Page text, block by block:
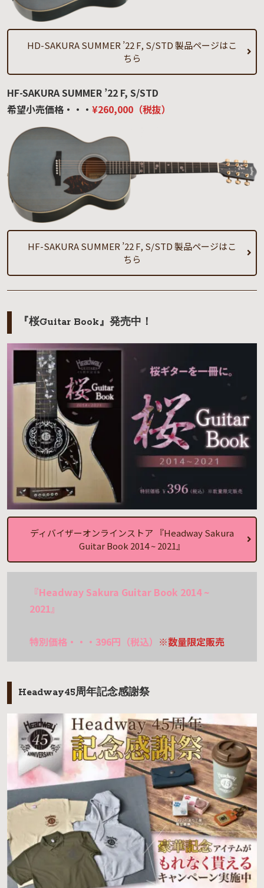
HD-SAKURA SUMMER ’22 F, S/STD 製品ページはこ
ちら
HF-SAKURA SUMMER ’22 F, S/STD
希望小売価格・・・ ¥260,000（税抜）
HF-SAKURA SUMMER ’22 F, S/STD 製品ページはこ
ちら
『桜Guitar Book』発売中！
ディバイザーオンラインストア 『Headway Sakura
Guitar Book 2014 ~ 2021』
『Headway Sakura Guitar Book 2014 ~
2021』
特別価格・・・396円（税込） ※数量限定販売
Headway45周年記念感謝祭